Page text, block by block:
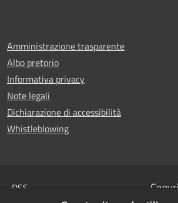
Amministrazione trasparente
Albo pretorio
Informativa privacy
Note legali
Dichiarazione di accessibilità
Whistleblowing
RSS